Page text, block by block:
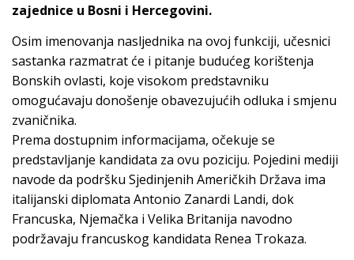
zajednice u Bosni i Hercegovini.
Osim imenovanja nasljednika na ovoj funkciji, učesnici
sastanka razmatrat će i pitanje budućeg korištenja
Bonskih ovlasti, koje visokom predstavniku
omogućavaju donošenje obavezujućih odluka i smjenu
zvaničnika.
Prema dostupnim informacijama, očekuje se
predstavljanje kandidata za ovu poziciju. Pojedini mediji
navode da podršku Sjedinjenih Američkih Država ima
italijanski diplomata Antonio Zanardi Landi, dok
Francuska, Njemačka i Velika Britanija navodno
podržavaju francuskog kandidata Renea Trokaza.